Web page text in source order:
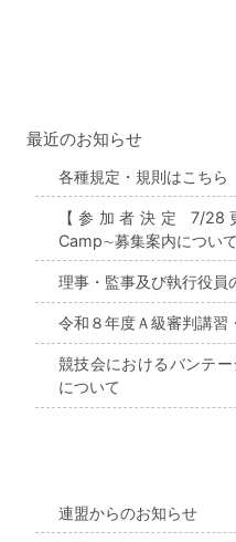
最近のお知らせ
各種規定・規則はこちら
【参加者決定 7/28
Camp∼募集案内について
理事・監事及び執行役員
令和８年度Ａ級審判講習
競技会におけるバンテ
について
連盟からのお知らせ